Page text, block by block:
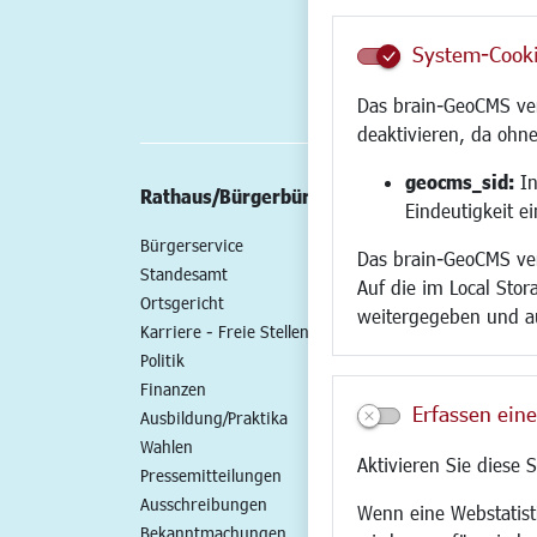
System-
Das brain-GeoCMS
deaktivieren, da
geocms_sid:
Eindeutigkeit
Das brain-GeoCMS
Auf die im Local
weitergegeben und
Erfassen
Aktivieren Sie diese
Wenn eine
Rathaus/Bürgerbüro
Bürgerservice
Standesamt
Ortsgericht
Karriere - Freie Stellen
Politik
Finanzen
Ausbildung/Praktika
Wahlen
Pressemitteilungen
Ausschreibungen
Bekanntmachungen
Wirtschaft/
Gewerbeflächen
Handel und
Fairer Handel
Netzwerke
Glasfaserausbau
Newsletter